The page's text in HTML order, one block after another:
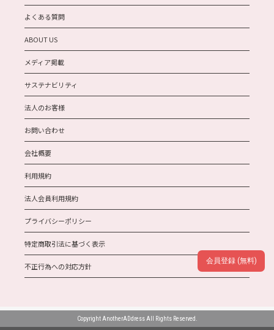
よくある質問
ABOUT US
メディア掲載
サステナビリティ
法人のお客様
お問い合わせ
会社概要
利用規約
法人会員利用規約
プライバシーポリシー
特定商取引法に基づく表示
不正行為への対応方針
Copyright AnotherADdress All Rights Reserved.
会員登録 (無料)